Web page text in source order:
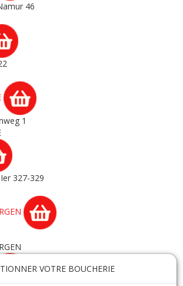
46
1
327-329
VOTRE BOUCHERIE